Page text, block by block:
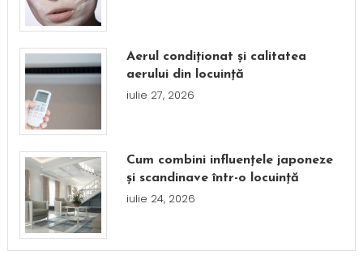
Aerul condiționat și calitatea
aerului din locuință
iulie 27, 2026
Cum combini influențele japoneze
și scandinave într-o locuință
iulie 24, 2026